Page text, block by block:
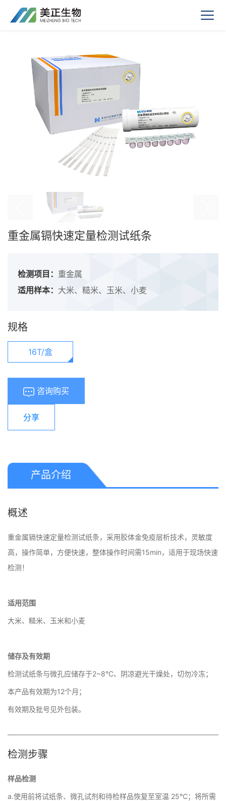
重金属镉快速定量检测试纸条
检测项目： 重金属
适用样本： 大米、糙米、玉米、小麦
规格
16T/盒
咨询购买
分享
产品介绍
概述
重金属镉快速定量检测试纸条，采用胶体金免疫层析技术，灵敏度
高，操作简单，方便快速，整体操作时间需15min，适用于现场快速
检测！
适用范围
大米、糙米、玉米和小麦
储存及有效期
检测试纸条与微孔应储存于2~8°C、阴凉避光干燥处，切勿冷冻；
本产品有效期为12个月；
有效期及批号见外包装。
检测步骤
样品检测
a.使用前将试纸条、微孔试剂和待检样品恢复至室温 25℃；将所需